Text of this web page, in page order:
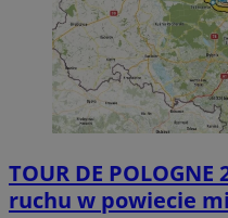
TOUR DE
ruchu w powiecie